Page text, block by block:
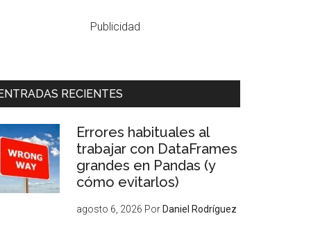
Publicidad
RECIENTES
Errores habituales al
trabajar con DataFrames
grandes en Pandas (y
cómo evitarlos)
agosto 6, 2026 Por Daniel Rodríguez